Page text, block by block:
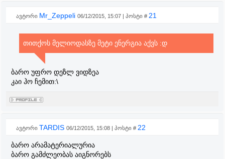
ავტორი Mr_Zeppeli 06/12/2015, 15:07 | პოსტი # 21
თითქოს მელიოდასზე მეტი ენერგია აქვს :დ
ბარო უფრო დეზლ ვიდზეა
კაი ჰო ჩემით:\
ავტორი TARDIS 06/12/2015, 15:08 | პოსტი # 22
ბარო არამატერიალურია
ბარო გამძლეობას აიგნორებს